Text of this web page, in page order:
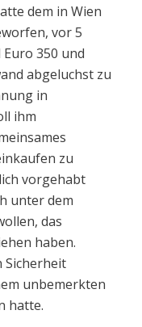
dem in Wien
vor 5
350 und
abgeluchst zu
in
ihm
zu
vorgehabt
unter dem
das
haben.
Sicherheit
unbemerkten
hatte.